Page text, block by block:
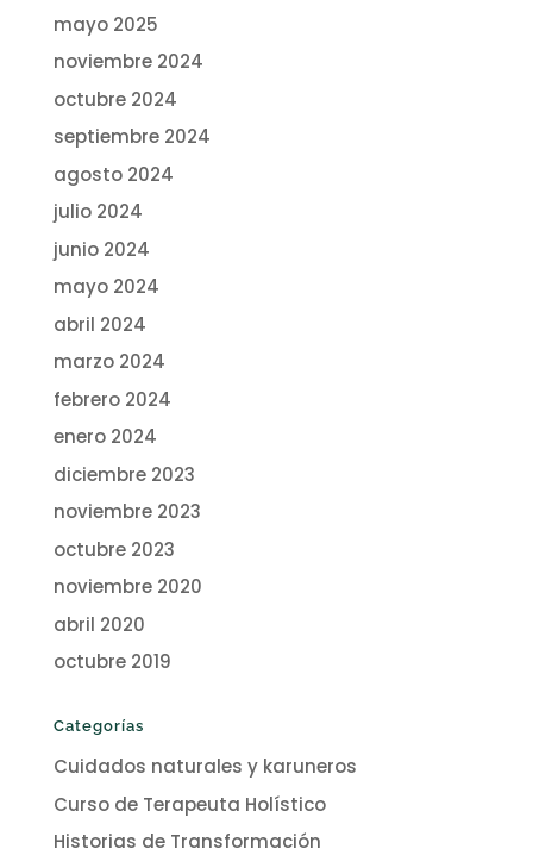
mayo 2025
noviembre 2024
octubre 2024
septiembre 2024
agosto 2024
julio 2024
junio 2024
mayo 2024
abril 2024
marzo 2024
febrero 2024
enero 2024
diciembre 2023
noviembre 2023
octubre 2023
noviembre 2020
abril 2020
octubre 2019
Categorías
Cuidados naturales y karuneros
Curso de Terapeuta Holístico
Historias de Transformación